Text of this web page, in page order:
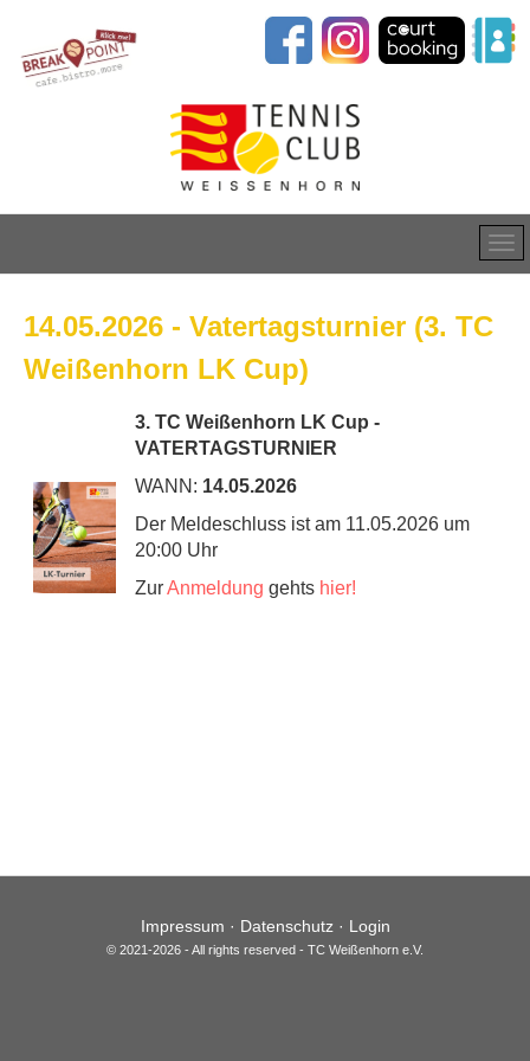
14.05.2026 - Vatertagsturnier (3. TC
Weißenhorn LK Cup)
3. TC Weißenhorn LK Cup -
VATERTAGSTURNIER
WANN: 14.05.2026
Der Meldeschluss ist am 11.05.2026 um
20:00 Uhr
ZurAnmeldung gehts hier!
Impressum · Datenschutz· Login
© 2021-2026 - All rights reserved - TC Weißenhorn e.V.